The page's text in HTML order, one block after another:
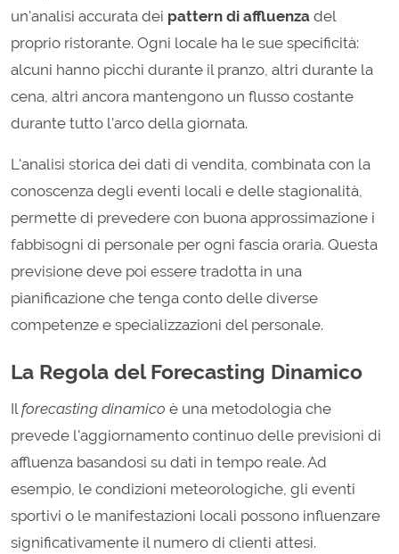
un'analisi accurata dei pattern di affluenza del
proprio ristorante. Ogni locale ha le sue specificità:
alcuni hanno picchi durante il pranzo, altri durante la
cena, altri ancora mantengono un flusso costante
durante tutto l'arco della giornata.
L'analisi storica dei dati di vendita, combinata con la
conoscenza degli eventi locali e delle stagionalità,
permette di prevedere con buona approssimazione i
fabbisogni di personale per ogni fascia oraria. Questa
previsione deve poi essere tradotta in una
pianificazione che tenga conto delle diverse
competenze e specializzazioni del personale.
La Regola del Forecasting Dinamico
Ilforecasting dinamico è una metodologia che
prevede l'aggiornamento continuo delle previsioni di
affluenza basandosi su dati in tempo reale. Ad
esempio, le condizioni meteorologiche, gli eventi
sportivi o le manifestazioni locali possono influenzare
significativamente il numero di clienti attesi.